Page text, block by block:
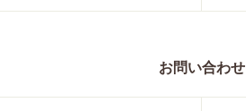
お問い合わせ